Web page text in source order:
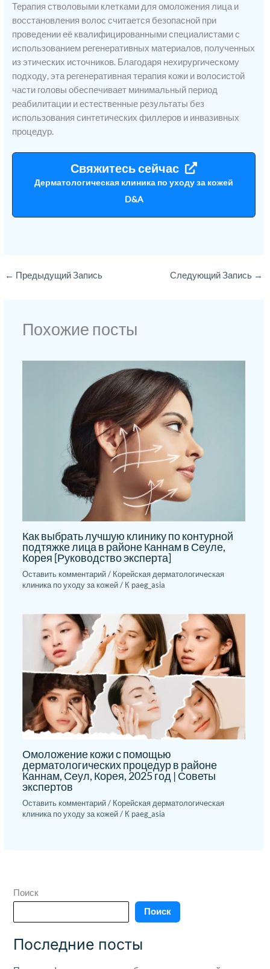
Терапия стволовыми клетками для омоложения лица и
восстановления волос считается безопасной при
проведении её квалифицированными специалистами с
использованием регенеративных материалов, полученных
из этических источников. Благодаря нехирургическому
подходу, эта регенеративная терапия кожи и волосистой
части головы обеспечивает минимальный период
реабилитации и естественные результаты без
использования синтетических филлеров и инвазивных
процедур.
Свяжитесь сейчас
Дерматологическая клиника по уходу за кожей
D&A
← Предыдущий Запись Следующий Запись →
Похожие посты
Как выбрать лучшую клинику по контурной
подтяжке лица в районе Каннам в Сеуле,
Корея [Руководство эксперта]
Оставить комментарий/ Корейская дерматологическая
клиника по уходу за кожей/ К paeg_asia
Омоложение кожи с помощью
дерматологических процедур в районе
Каннам, Сеул, Корея, 2025 год | Советы
экспертов
Оставить комментарий/ Корейская дерматологическая
клиника по уходу за кожей/ К paeg_asia
Поиск
Поиск
Последние посты